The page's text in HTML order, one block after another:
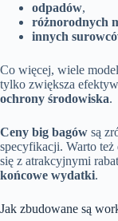
odpadów,
różnorodnych
innych
Co więcej, wiele
tylko zwiększa
ochrony środowiska.
Ceny big bagów są
specyfikacji. Warto też
się z atrakcyjnymi
końcowe wydatki.
Jak zbudowane są